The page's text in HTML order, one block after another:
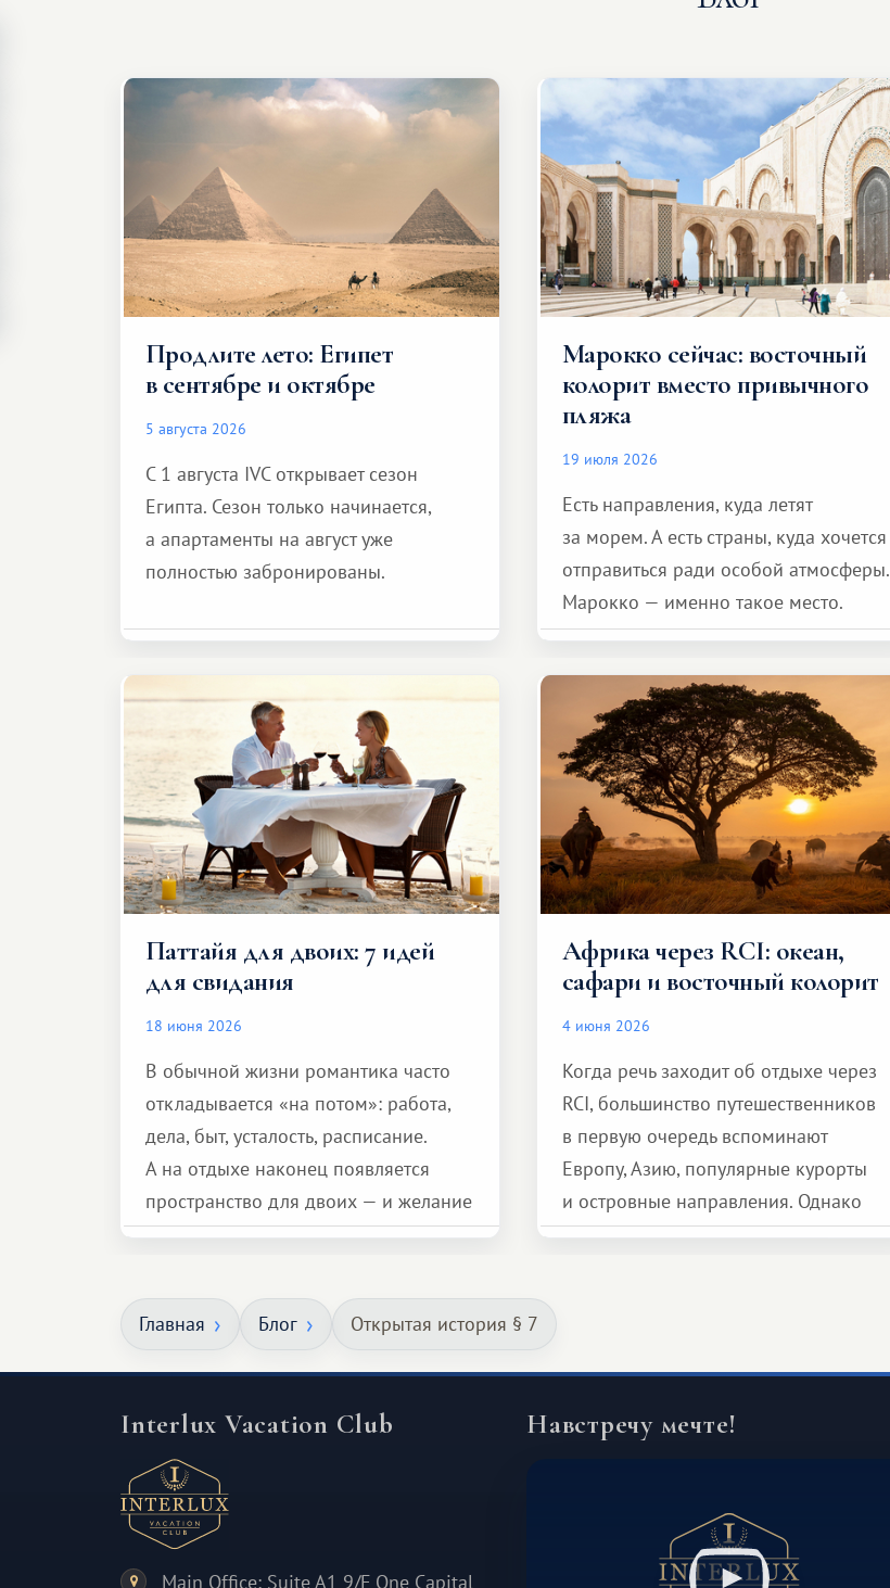
Продлите лето: Египет
в сентябре и октябре
5 августа 2026
С 1 августа IVC открывает сезон
Египта. Сезон только начинается,
а апартаменты на август уже
полностью забронированы.
Марокко сейчас: восточный
колорит вместо привычного
пляжа
19 июля 2026
Есть направления, куда летят
за морем. А есть страны, куда хочется
отправиться ради особой атмосферы.
Марокко — именно такое место.
Паттайя для двоих: 7 идей
для свидания
18 июня 2026
В обычной жизни романтика часто
откладывается «на потом»: работа,
дела, быт, усталость, расписание.
А на отдыхе наконец появляется
пространство для двоих — и желание
сделать для близкого человека что-то
масштабное, но тёплое
и запоминающееся :)
Африка через RCI: океан,
сафари и восточный колорит
4 июня 2026
Когда речь заходит об отдыхе через
RCI, большинство путешественников
в первую очередь вспоминают
Европу, Азию, популярные курорты
и островные направления. Однако
возможности обменной системы
Главная Блог Открытая история § 7
Interlux Vacation Club
Main Office: Suite A1 9/F One Capital
Навстречу мечте!